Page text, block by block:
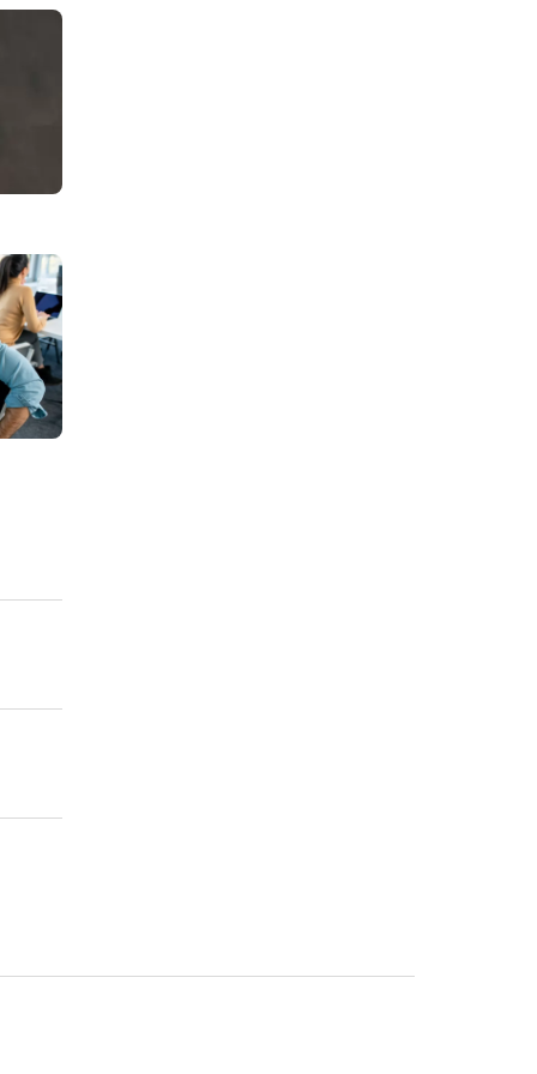
mobilna strony. Czy jest konieczna?
na stronie internetowej – co należy wiedzieć o obowiązku